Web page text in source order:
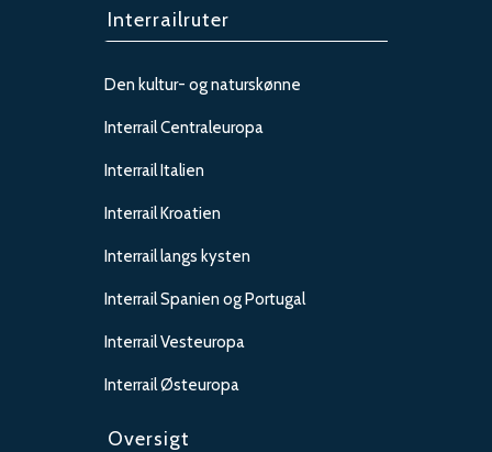
Interrailruter
Den kultur- og naturskønne
Interrail Centraleuropa
Interrail Italien
Interrail Kroatien
Interrail langs kysten
Interrail Spanien og Portugal
Interrail Vesteuropa
Interrail Østeuropa
Oversigt